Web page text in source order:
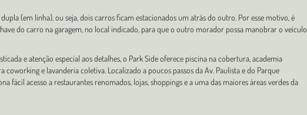
dupla (em linha), ou seja, dois carros ficam estacionados um atrás do outro. Por esse motivo, é
do carro na garagem, no local indicado, para que o outro morador possa manobrar o veículo,
e atenção especial aos detalhes, o Park Side oferece piscina na cobertura, academia
coworking e lavanderia coletiva. Localizado a poucos passos da Av. Paulista e do Parque
fácil acesso a restaurantes renomados, lojas, shoppings e a uma das maiores áreas verdes da